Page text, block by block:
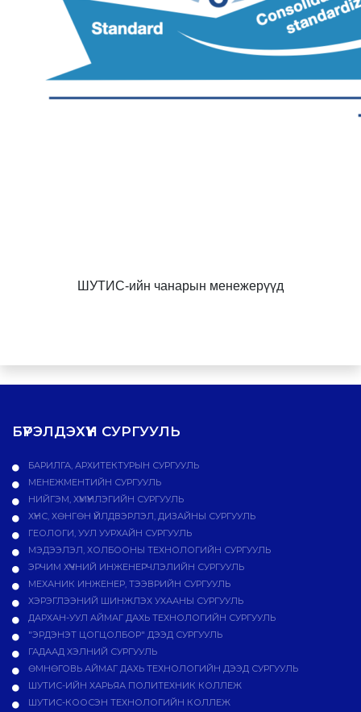
ШУТИС-ийн чанарын менежерүүд
БҮРЭЛДЭХҮҮН СУРГУУЛЬ
БАРИЛГА, АРХИТЕКТУРЫН СУРГУУЛЬ
МЕНЕЖМЕНТИЙН СУРГУУЛЬ
НИЙГЭМ, ХҮМҮҮНЛЭГИЙН СУРГУУЛЬ
ХҮНС, ХӨНГӨН ҮЙЛДВЭРЛЭЛ, ДИЗАЙНЫ СУРГУУЛЬ
ГЕОЛОГИ, УУЛ УУРХАЙН СУРГУУЛЬ
МЭДЭЭЛЭЛ, ХОЛБООНЫ ТЕХНОЛОГИЙН СУРГУУЛЬ
ЭРЧИМ ХҮЧНИЙ ИНЖЕНЕРЧЛЭЛИЙН СУРГУУЛЬ
МЕХАНИК ИНЖЕНЕР, ТЭЭВРИЙН СУРГУУЛЬ
ХЭРЭГЛЭЭНИЙ ШИНЖЛЭХ УХААНЫ СУРГУУЛЬ
ДАРХАН-УУЛ АЙМАГ ДАХЬ ТЕХНОЛОГИЙН СУРГУУЛЬ
"ЭРДЭНЭТ ЦОГЦОЛБОР" ДЭЭД СУРГУУЛЬ
ГАДААД ХЭЛНИЙ СУРГУУЛЬ
ӨМНӨГОВЬ АЙМАГ ДАХЬ ТЕХНОЛОГИЙН ДЭЭД СУРГУУЛЬ
ШУТИС-ИЙН ХАРЬЯА ПОЛИТЕХНИК КОЛЛЕЖ
ШУТИС-КООСЭН ТЕХНОЛОГИЙН КОЛЛЕЖ